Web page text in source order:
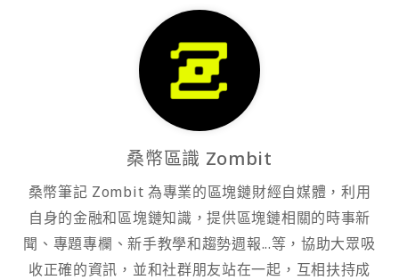
桑幣區識 Zombit
桑幣筆記 Zombit 為專業的區塊鏈財經自媒體，利用
自身的金融和區塊鏈知識，提供區塊鏈相關的時事新
聞、專題專欄、新手教學和趨勢週報...等，協助大眾吸
收正確的資訊，並和社群朋友站在一起，互相扶持成